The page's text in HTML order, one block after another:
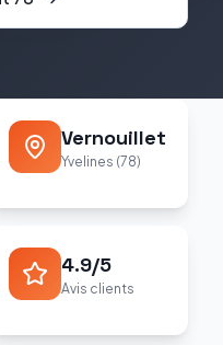
Vernouillet
Yvelines (78)
4.9/5
Avis clients